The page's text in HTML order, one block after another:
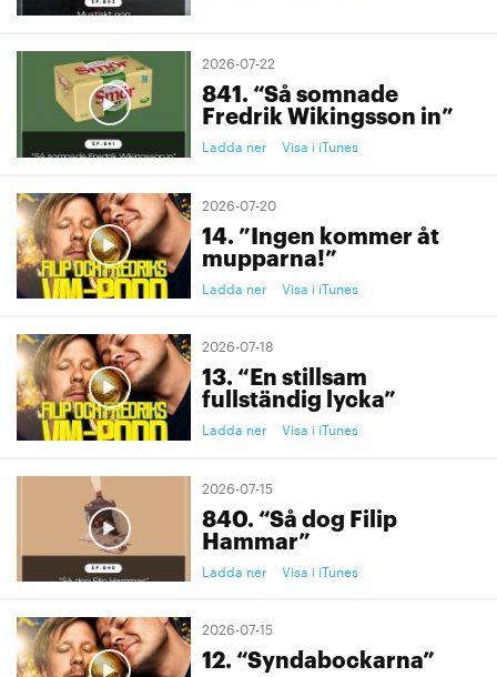
2026-07-22
841. “Så somnade
Fredrik Wikingsson in”
Ladda ner Visa i iTunes
2026-07-20
14. ”Ingen kommer åt
mupparna!”
Ladda ner Visa i iTunes
2026-07-18
13. “En stillsam
fullständig lycka”
Ladda ner Visa i iTunes
2026-07-15
840. “Så dog Filip
Hammar”
Ladda ner Visa i iTunes
2026-07-15
12. “Syndabockarna”